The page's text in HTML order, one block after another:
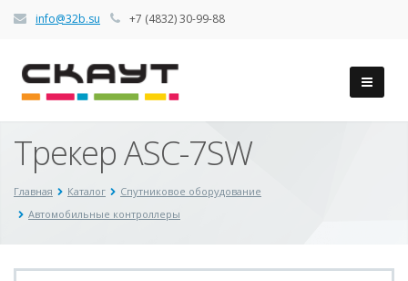
info@32b.su +7 (4832) 30-99-88
Трекер ASC-7SW
Главная Каталог
Спутниковое оборудование
Автомобильные контроллеры